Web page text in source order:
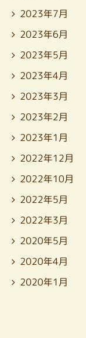
2023年7月
2023年6月
2023年5月
2023年4月
2023年3月
2023年2月
2023年1月
2022年12月
2022年10月
2022年5月
2022年3月
2020年5月
2020年4月
2020年1月